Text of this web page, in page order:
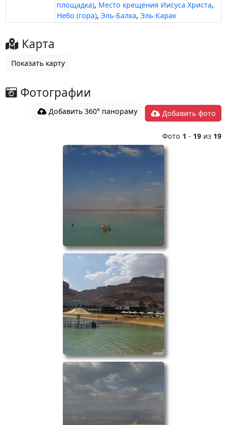
площадка), Место крещения Иисуса Христа,
Небо (гора),Эль-Балка,Эль-Карак
Карта
Показать карту
Фотографии
Добавить 360° панораму Добавить фото
Фото 1 - 19 из 19